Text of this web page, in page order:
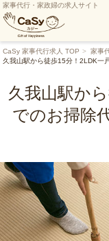
家事代行・家政婦の求人サイト
CaSy 家事代行求人 TOP 家事
久我山駅から徒歩15分！2LDK一
久我山駅か
でのお掃除